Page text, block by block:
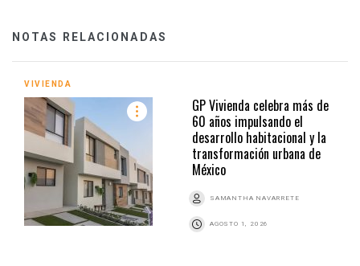
NOTAS RELACIONADAS
VIVIENDA
GP Vivienda celebra más de
60 años impulsando el
desarrollo habitacional y la
transformación urbana de
México
SAMANTHA NAVARRETE
AGOSTO 1, 2026